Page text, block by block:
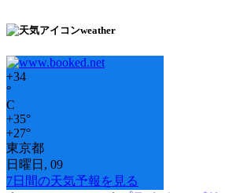
weather
+34
°
C
+35°
+27°
東京都
日曜日, 09
7日間の天気予報を見る